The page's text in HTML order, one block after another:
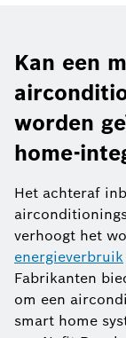
Kan een
worden
home-
Het achteraf
verhoogt het
energieverbruik
Fabrikanten
om een
smart home